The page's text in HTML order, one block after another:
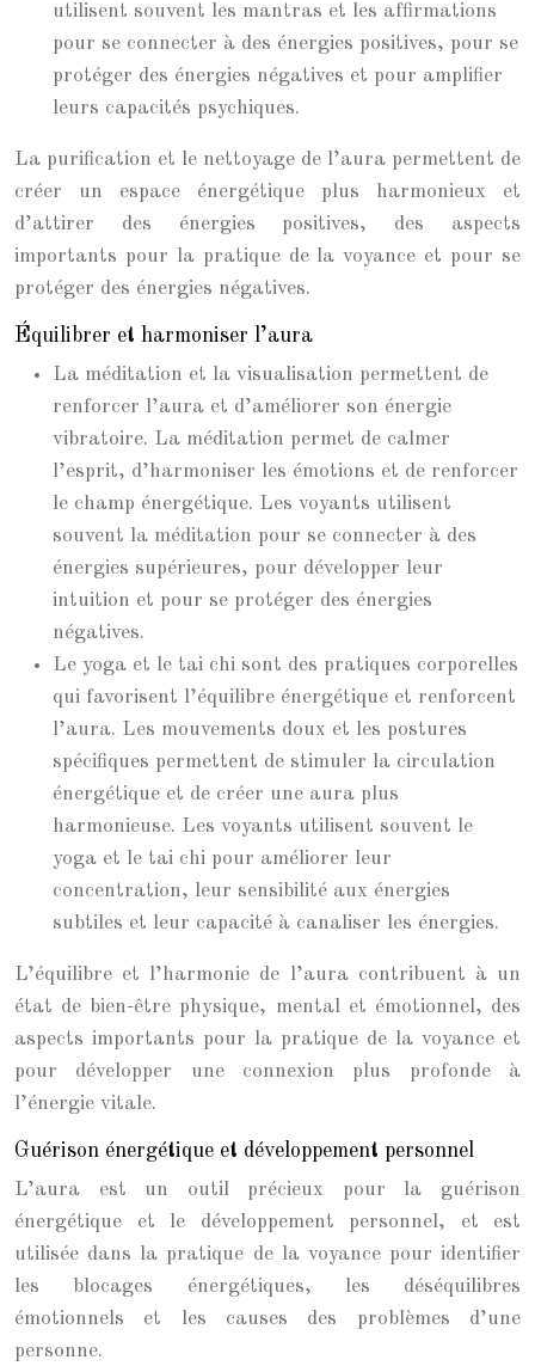
utilisent souvent les mantras et les affirmations
pour se connecter à des énergies positives, pour se
protéger des énergies négatives et pour amplifier
leurs capacités psychiques.
La purification et le nettoyage de l’aura permettent de
créer un espace énergétique plus harmonieux et
d’attirer des énergies positives, des aspects
importants pour la pratique de la voyance et pour se
protéger des énergies négatives.
Équilibrer et harmoniser l’aura
La méditation et la visualisation permettent de
renforcer l’aura et d’améliorer son énergie
vibratoire. La méditation permet de calmer
l’esprit, d’harmoniser les émotions et de renforcer
le champ énergétique. Les voyants utilisent
souvent la méditation pour se connecter à des
énergies supérieures, pour développer leur
intuition et pour se protéger des énergies
négatives.
Le yoga et le tai chi sont des pratiques corporelles
qui favorisent l’équilibre énergétique et renforcent
l’aura. Les mouvements doux et les postures
spécifiques permettent de stimuler la circulation
énergétique et de créer une aura plus
harmonieuse. Les voyants utilisent souvent le
yoga et le tai chi pour améliorer leur
concentration, leur sensibilité aux énergies
subtiles et leur capacité à canaliser les énergies.
L’équilibre et l’harmonie de l’aura contribuent à un
état de bien-être physique, mental et émotionnel, des
aspects importants pour la pratique de la voyance et
pour développer une connexion plus profonde à
l’énergie vitale.
Guérison énergétique et développement personnel
L’aura est un outil précieux pour la guérison
énergétique et le développement personnel, et est
utilisée dans la pratique de la voyance pour identifier
les blocages énergétiques, les déséquilibres
émotionnels et les causes des problèmes d’une
personne.